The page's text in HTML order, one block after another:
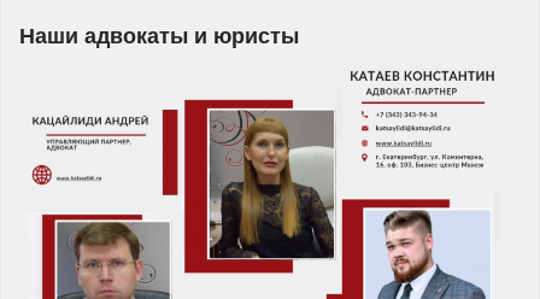
Наши адвокаты и юристы